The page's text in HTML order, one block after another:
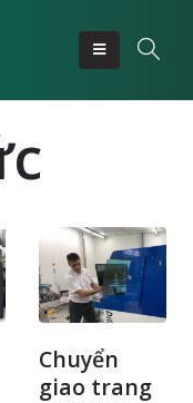
Chuyển
giao trang